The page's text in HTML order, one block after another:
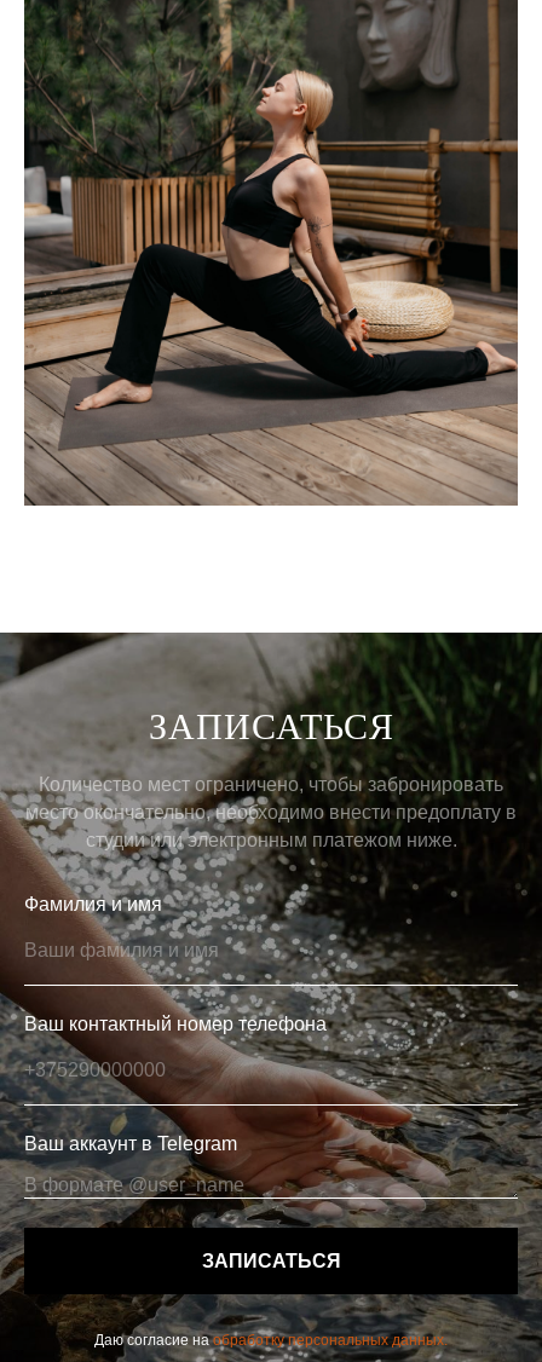
ЗАПИСАТЬСЯ
Количество мест ограничено, чтобы забронировать
место окончательно, необходимо внести предоплату в
студии или электронным платежом ниже.
Фамилия и имя
Ваш контактный номер телефона
Ваш аккаунт в Telegram
ЗАПИСАТЬСЯ
Даю согласие наобработку персональных данных.